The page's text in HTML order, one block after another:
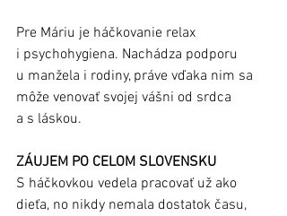
Pre Máriu je háčkovanie relax
i psychohygiena. Nachádza podporu
u manžela i rodiny, práve vďaka nim sa
môže venovať svojej vášni od srdca
a s láskou.
ZÁUJEM PO CELOM SLOVENSKU
S háčkovkou vedela pracovať už ako
dieťa, no nikdy nemala dostatok času,